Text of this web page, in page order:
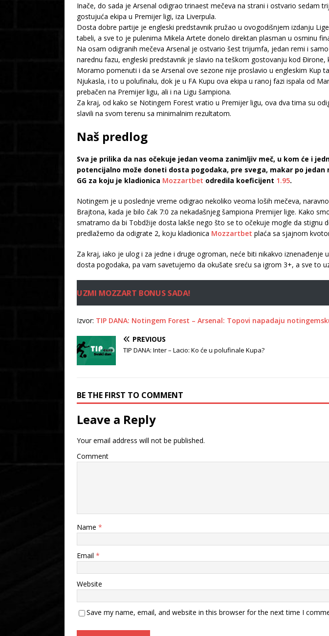
Inače, do sada je Arsenal odigrao trinaest mečeva na strani i ostvario sedam
gostujuća ekipa u Premijer ligi, iza Liverpula.
Dosta dobre partije je engleski predstavnik pružao u ovogodišnjem izdanju
tabeli, a sve to je pulenima Mikela Artete donelo direktan plasman u osminu
Na osam odigranih mečeva Arsenal je ostvario šest trijumfa, jedan remi i
narednu fazu, engleski predstavnik je slavio na teškom gostovanju kod Đirone,
Moramo pomenuti i da se Arsenal ove sezone nije proslavio u engleskim Kup
Njukasla, i to u polufinalu, dok je u FA Kupu ova ekipa u ranoj fazi ispala od
prebačen na Premijer ligu, ali i na Ligu šampiona.
Za kraj, od kako se Notingem Forest vratio u Premijer ligu, ova dva tima su
slavili na svom terenu sa minimalnim rezultatom.
Naš predlog
Sva je prilika da nas očekuje jedan veoma zanimljiv meč, u kom će i
potencijalno može doneti dosta pogodaka, pre svega, makar po
GG za koju je kladionica Mozzartbet odredila koeficijent 1.95.
Notingem je u poslednje vreme odigrao nekoliko veoma loših mečeva,
Brajtona, kada je bilo čak 7:0 za nekadašnjeg šampiona Premijer lige. Kako
smatramo da bi Tobdžije dosta lakše nego što se to očekuje mogle da
predlažemo da odigrate 2, koju kladionica Mozzartbet plaća sa sjajnom
Za kraj, iako je ulog i za jedne i druge ogroman, neće biti nikakvo
dosta pogodaka, pa vam savetujemo da okušate sreću sa igrom 3+, a sve to
UZMI MOZZART BONUS SADA!
Izvor: TIP DANA: Notingem Forest – Arsenal: Topovi napadaju
PREVIOUS
TIP DANA: Inter – Lacio: Ko će u polufinale Kupa?
BE THE FIRST TO COMMENT
Leave a Reply
Your email address will not be published.
Comment
Name *
Email *
Website
Save my name, email, and website in this browser for the next time I